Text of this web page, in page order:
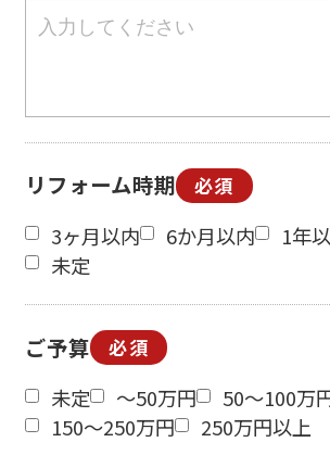
リフォーム時期 必須
3ヶ月以内 6か月以内
1年
未定
ご予算 必須
未定 ～50万円
50～100万
150～250万円
250万円以上